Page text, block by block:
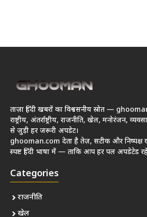
ताज़ा हिंदी खबरों का विश्वसनीय स्रोत —
राष्ट्रीय, अंतर्राष्ट्रीय, राजनीति, खेल, मनोरंजन,
से जुड़ी हर जरूरी अपडेट।
ghooman.com देता है तेज़, सटीक और
स्पष्ट हिंदी भाषा में — ताकि आप हर पल अपडेटेड
Categories
राजनीति
खेल